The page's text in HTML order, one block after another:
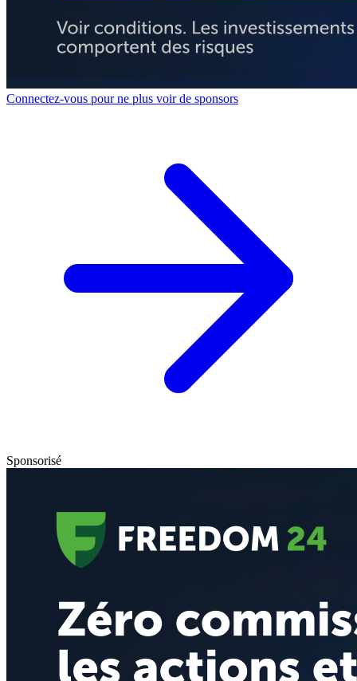
Connectez-vous pour ne plus voir de sponsors
Sponsorisé